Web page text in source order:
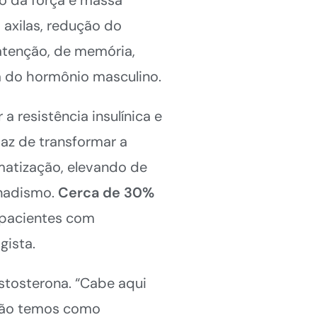
redução do
de memória,
hormônio masculino.
resistência insulínica e
de transformar a
elevando de
Cerca de 30%
com
“Cabe aqui
temos como